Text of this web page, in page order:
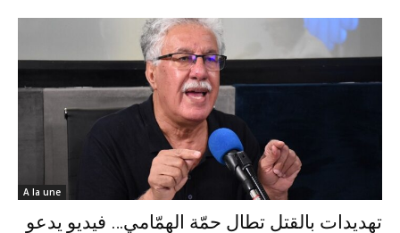
A la une
تهديدات بالقتل تطال حمّة الهمّامي… فيديو يدعو